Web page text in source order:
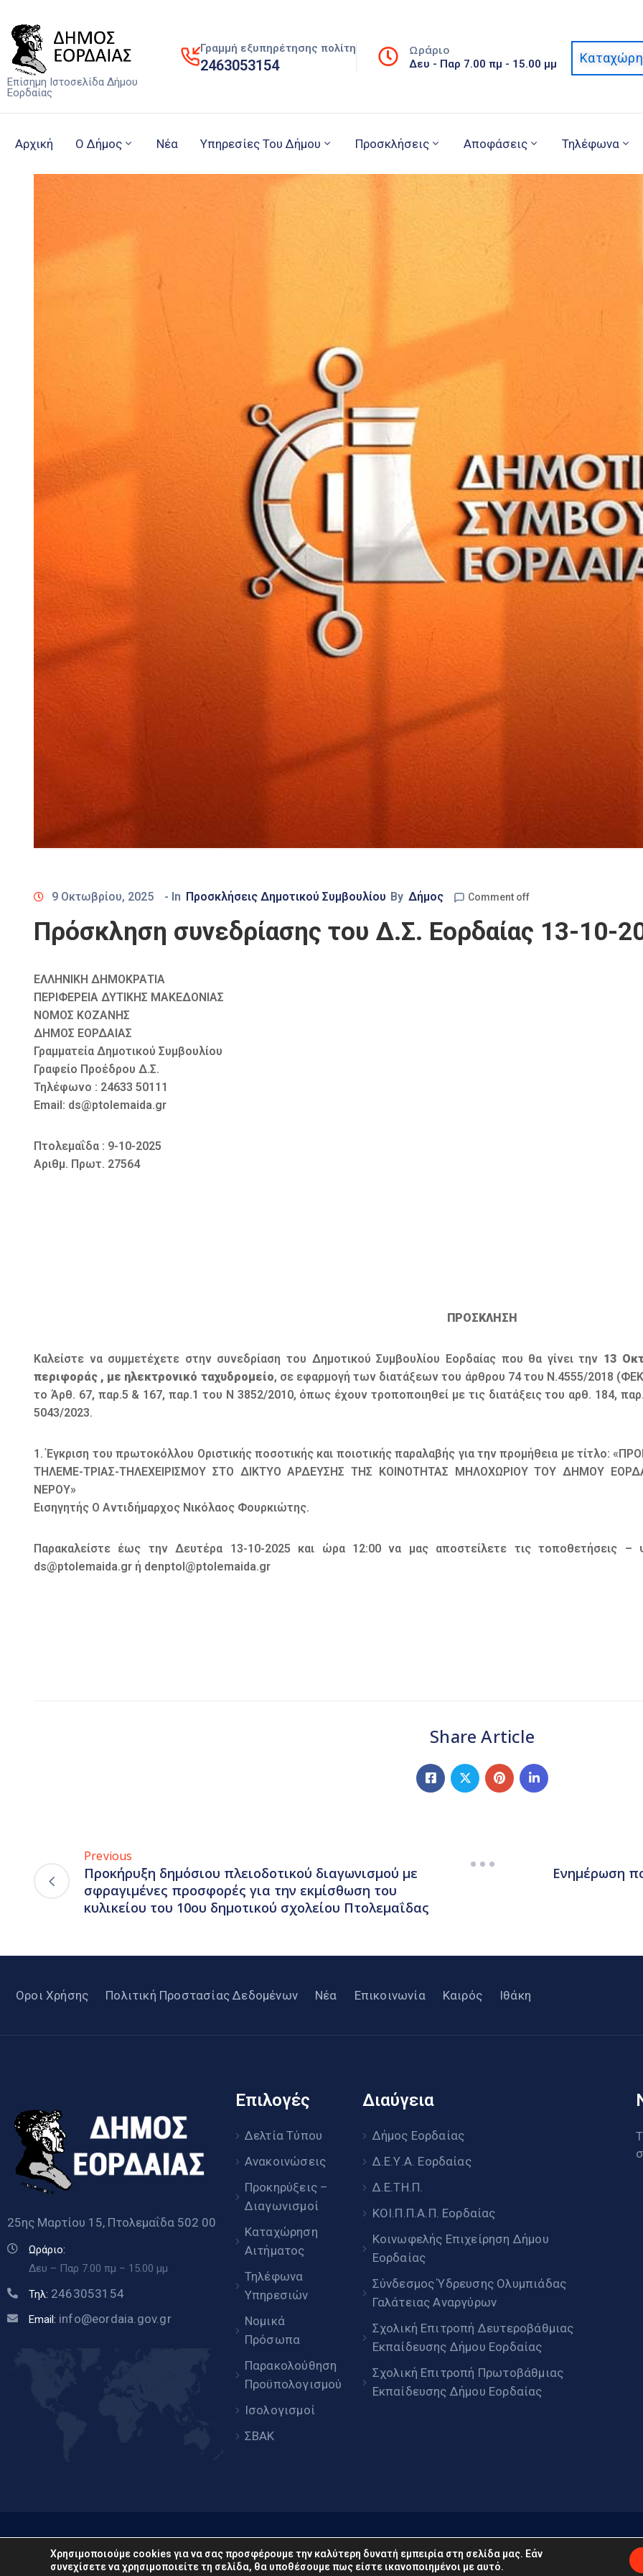
Επίσημη Ιστοσελίδα Δήμου
Εορδαίας
Γραμμή εξυπηρέτησης πολίτη
2463053154
Ωράριο
Δευ - Παρ 7.00 πμ - 15.00 μμ
Αρχική Ο Δήμος Νέα Υπηρεσίες Του Δήμου Προσκλήσεις Αποφάσεις Τηλέφωνα
9 Οκτωβρίου, 2025 - In Προσκλήσεις Δημοτικού Συμβουλίου By Δήμος Comment off
Πρόσκληση συνεδρίασης του Δ.Σ. Εορδαίας 13-10-
ΕΛΛΗΝΙΚΗ ΔΗΜΟΚΡΑΤΙΑ
ΠΕΡΙΦΕΡΕΙΑ ΔΥΤΙΚΗΣ ΜΑΚΕΔΟΝΙΑΣ
ΝΟΜΟΣ ΚΟΖΑΝΗΣ
ΔΗΜΟΣ ΕΟΡΔΑΙΑΣ
Γραμματεία Δημοτικού Συμβουλίου
Γραφείο Προέδρου Δ.Σ.
Τηλέφωνο : 24633 50111
Email: ds@ptolemaida.gr
Πτολεμαΐδα : 9-10-2025
Αριθμ. Πρωτ. 27564
ΠΡΟΣΚΛΗΣΗ
Καλείστε να συμμετέχετε στην συνεδρίαση του Δημοτικού Συμβουλίου Εορδαίας που θα γίνει την 13
περιφοράς , με ηλεκτρονικό ταχυδρομείο, σε εφαρμογή των διατάξεων του άρθρου 74 του Ν.4555/2018
το Άρθ. 67, παρ.5 & 167, παρ.1 του Ν 3852/2010, όπως έχουν τροποποιηθεί με τις διατάξεις του αρθ. 184,
5043/2023.
1. Έγκριση του πρωτοκόλλου Οριστικής ποσοτικής και ποιοτικής παραλαβής για την προμήθεια με τίτλο:
ΤΗΛΕΜΕ-ΤΡΙΑΣ-ΤΗΛΕΧΕΙΡΙΣΜΟΥ ΣΤΟ ΔΙΚΤΥΟ ΑΡΔΕΥΣΗΣ ΤΗΣ ΚΟΙΝΟΤΗΤΑΣ ΜΗΛΟΧΩΡΙΟΥ ΤΟΥ ΔΗΜΟΥ
ΝΕΡΟΥ»
Εισηγητής Ο Αντιδήμαρχος Νικόλαος Φουρκιώτης.
Παρακαλείστε έως την Δευτέρα 13-10-2025 και ώρα 12:00 να μας αποστείλετε τις
ds@ptolemaida.gr ή denptol@ptolemaida.gr
Share Article
Previous
Προκήρυξη δημόσιου πλειοδοτικού διαγωνισμού με
σφραγιμένες προσφορές για την εκμίσθωση του
κυλικείου του 10ου δημοτικού σχολείου Πτολεμαΐδας
Ενημέρωση
Οροι Χρήσης Πολιτική Προστασίας Δεδομένων Νέα Επικοινωνία Καιρός Ιθάκη
25ης Μαρτίου 15, Πτολεμαΐδα 502 00
Ωράριο:
Δευ – Παρ 7.00 πμ – 15.00 μμ
Τηλ: 2463053154
Email: info@eordaia.gov.gr
Επιλογές
Δελτία Τύπου
Ανακοινώσεις
Προκηρύξεις –
Διαγωνισμοί
Καταχώρηση
Αιτήματος
Τηλέφωνα
Υπηρεσιών
Νομικά
Πρόσωπα
Παρακολούθηση
Προϋπολογισμού
Ισολογισμοί
ΣΒΑΚ
Διαύγεια
Δήμος Εορδαίας
Δ.Ε.Υ.Α. Εορδαίας
Δ.Ε.ΤΗ.Π.
ΚΟΙ.Π.Π.Α.Π. Εορδαίας
Κοινωφελής Επιχείρηση Δήμου
Εορδαίας
Σύνδεσμος Ύδρευσης Ολυμπιάδας
Γαλάτειας Αναργύρων
Σχολική Επιτροπή Δευτεροβάθμιας
Εκπαίδευσης Δήμου Εορδαίας
Σχολική Επιτροπή Πρωτοβάθμιας
Εκπαίδευσης Δήμου Εορδαίας
www.eordaia.gov.gr © 2022. Με επιφύλαξη παντός δικαιώματος
Χρησιμοποιούμε cookies για να σας προσφέρουμε την καλύτερη δυνατή εμπειρία στη σελίδα μας. Εάν
συνεχίσετε να χρησιμοποιείτε τη σελίδα, θα υποθέσουμε πως είστε ικανοποιημένοι με αυτό.